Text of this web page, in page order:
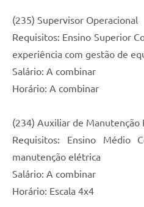
(235) Supervisor Operacional
Requisitos: Ensino Superior
experiência com gestão de
Salário: A combinar
Horário: A combinar
(234) Auxiliar de Manutenção
Requisitos: Ensino Médio
manutenção elétrica
Salário: A combinar
Horário: Escala 4x4